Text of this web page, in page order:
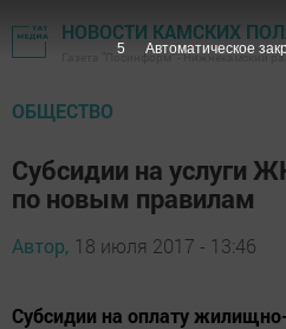
НОВОСТИ КАМСКИХ
Газета "Посинформ" - Нижнекамский
ОБЩЕСТВО
Субсидии на услуги
по новым правилам
Автор, 18 июля 2017 - 13:46
Субсидии на оплату
4 Автоматическое